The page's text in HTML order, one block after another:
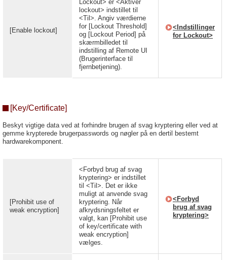
[Enable lockout]
Lockout> er <Aktivér
lockout> indstillet til
<Til>. Angiv værdierne
for [Lockout Threshold]
og [Lockout Period] på
skærmbilledet til
indstilling af Remote UI
(Brugerinterface til
fjernbetjening).
<Indstillinger
for Lockout>
[Key/Certificate]
Beskyt vigtige data ved at forhindre brugen af svag kryptering eller ved at
gemme krypterede brugerpasswords og nøgler på en dertil bestemt
hardwarekomponent.
[Prohibit use of
weak encryption]
<Forbyd brug af svag
kryptering> er indstillet
til <Til>. Det er ikke
muligt at anvende svag
kryptering. Når
afkrydsningsfeltet er
valgt, kan [Prohibit use
of key/certificate with
weak encryption]
vælges.
<Forbyd
brug af svag
kryptering>